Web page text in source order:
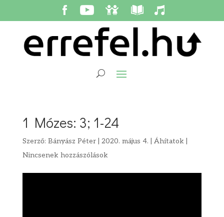
1 Mózes: 3; 1-24
Szerző: Bányász Péter| 2020. május 4. Áhítatok
Nincsenek hozzászólások